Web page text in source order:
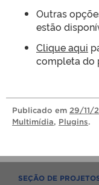
Outras
estão
Clique aqui
completa do
Publicado em 29/11/
Multimídia, Plugins.
SEÇÃO DE